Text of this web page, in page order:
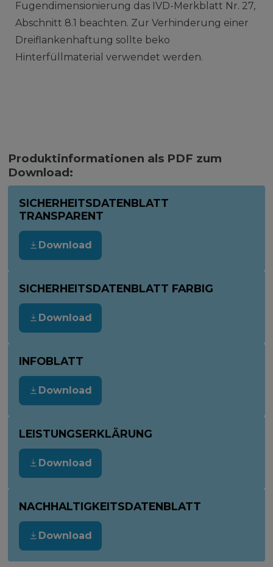
Fugendimensionierung das IVD-Merkblatt Nr. 27,
Abschnitt 8.1 beachten. Zur Verhinderung einer
Dreiflankenhaftung sollte beko
Hinterfüllmaterial verwendet werden.
Produktinformationen als PDF zum
Download:
SICHERHEITSDATENBLATT
TRANSPARENT
Download
SICHERHEITSDATENBLATT FARBIG
Download
INFOBLATT
Download
LEISTUNGSERKLÄRUNG
Download
NACHHALTIGKEITSDATENBLATT
Download